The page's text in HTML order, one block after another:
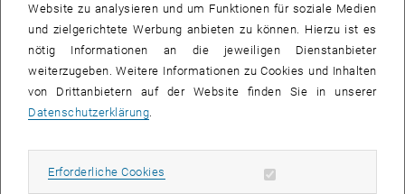
EMBA Online Info Session mit Dekan Prof. Dr. Wolfgang
28 Juli 2026
28
JULI 26
16:00-bis
17:00
INFORMATIONSVERANSTALTUNG Online, via Zoom
Website zu analysieren und um Funktionen für soziale Medien
und zielgerichtete Werbung anbieten zu können. Hierzu ist es
nötig Informationen an die jeweiligen Dienstanbieter
weiterzugeben. Weitere Informationen zu Cookies und Inhalten
von Drittanbietern auf der Website finden Sie in unserer
Datenschutzerklärung
Erforderliche Cookies Erforderliche Cookies zulassen